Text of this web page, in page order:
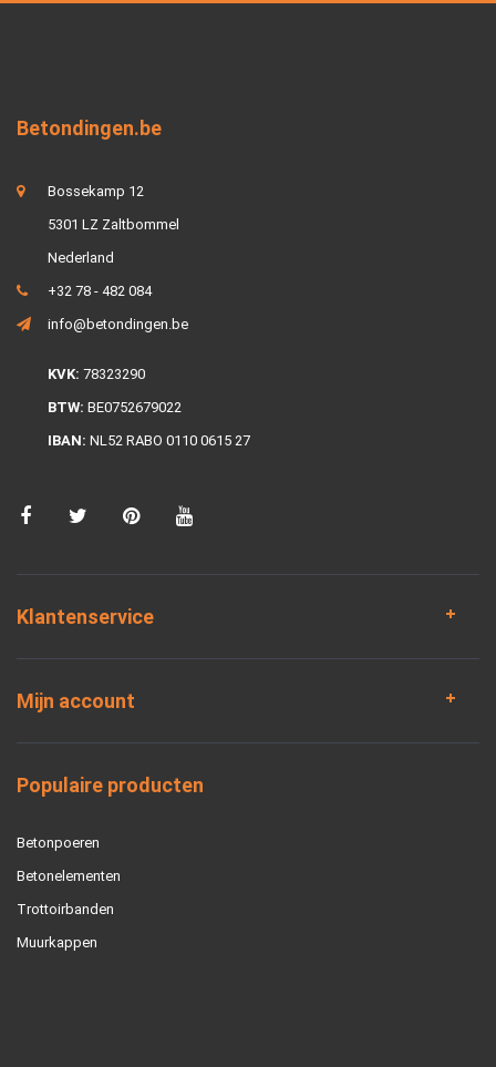
Betondingen.be
Bossekamp 12
5301 LZ Zaltbommel
Nederland
+32 78 - 482 084
info@betondingen.be
KVK: 78323290
BTW: BE0752679022
IBAN: NL52 RABO 0110 0615 27
Klantenservice
Mijn account
Populaire producten
Betonpoeren
Betonelementen
Trottoirbanden
Muurkappen